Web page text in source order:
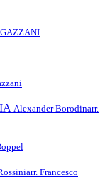
Alexander Borodinarr.
arr. Francesco